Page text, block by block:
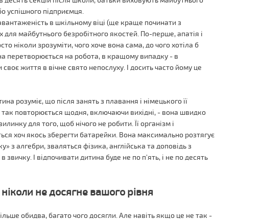
успішного підприємця.
в шкільному віці (ще краще починати з
майбутнього безробітного якостей. По-перше, апатія і
ніколи зрозуміти, чого хоче вона сама, до чого хотіла б
перетворюється на робота, в кращому випадку - в
життя в вічне свято непослуху. І досить часто йому це
розуміє, що після занять з плавання і німецького її
так повторюється щодня, включаючи вихідні, - вона швидко
для того, щоб нічого не робити. Її організм і
хоч якось зберегти батарейки. Вона максимально розтягує
з алгебри, зваляться фізика, англійська та доповідь з
звичку. І відпочивати дитина буде не по п'ять, і не по десять
не досягне вашого рівня
обидва, багато чого досягли. Але навіть якщо це не так -